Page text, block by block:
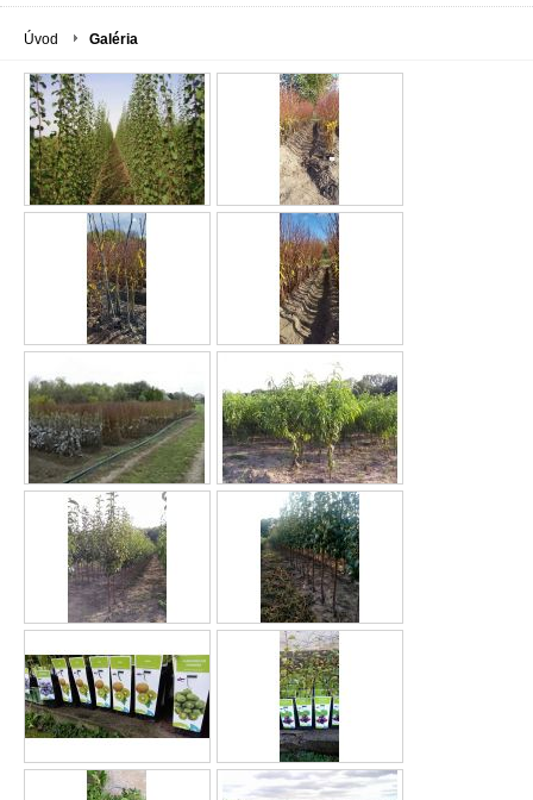
Úvod Galéria